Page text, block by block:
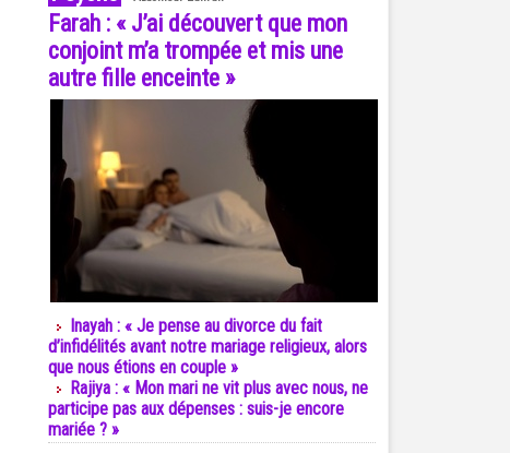
Farah : « J’ai découvert que mon
conjoint m’a trompée et mis une
autre fille enceinte »
Inayah : « Je pense au divorce du fait
d’infidélités avant notre mariage religieux, alors
que nous étions en couple »
Rajiya : « Mon mari ne vit plus avec nous, ne
participe pas aux dépenses : suis-je encore
mariée ? »